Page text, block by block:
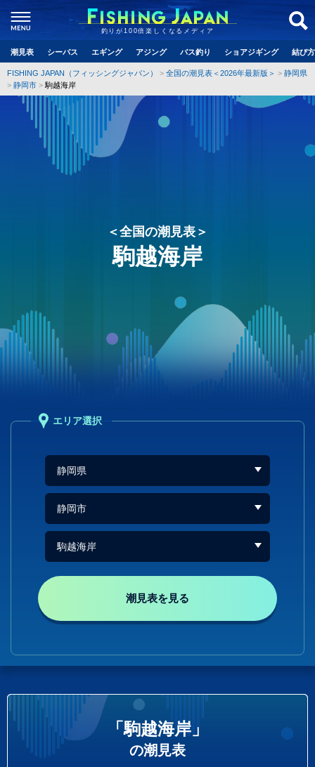
釣りが100倍楽しくなるメディア
潮見表 シーバス エギング アジング バス釣り ショアジギング 結び
FISHING JAPAN（フィッシングジャパン） 全国の潮見表＜2026年最新版＞
静岡県
静岡市
駒越海岸
＜全国の潮見表＞
駒越海岸
エリア選択
潮見表を見る
「駒越海岸」
の潮見表